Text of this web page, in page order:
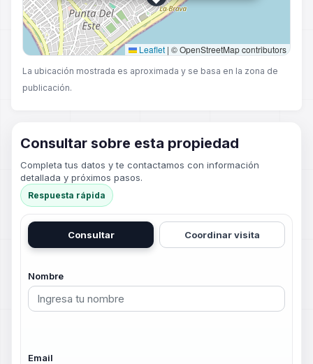
Leaflet | © OpenStreetMap contributors
La ubicación mostrada es aproximada y se basa en la zona de
publicación.
Consultar sobre esta propiedad
Completa tus datos y te contactamos con información
detallada y próximos pasos.
Respuesta rápida
Consultar Coordinar visita
Nombre
Email